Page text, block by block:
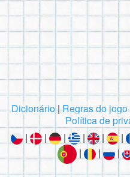
Dicionário|Regras do jogo
Política de
|
| | | | |
|
| |